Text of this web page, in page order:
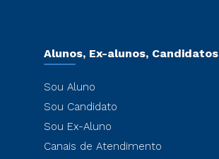
Alunos, Ex-alunos, Candidatos
Sou Aluno
Sou Candidato
Sou Ex-Aluno
Canais de Atendimento